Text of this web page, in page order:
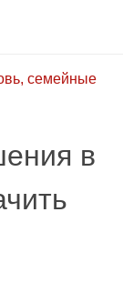
семейные
в